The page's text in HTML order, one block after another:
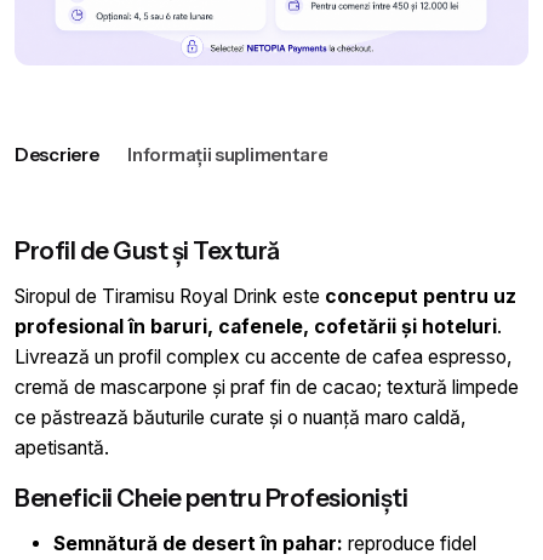
Descriere Informații suplimentare
Profil de Gust și Textură
Siropul de Tiramisu Royal Drink este conceput pentru uz
profesional în baruri, cafenele, cofetării și hoteluri.
Livrează un profil complex cu accente de cafea espresso,
cremă de mascarpone și praf fin de cacao; textură limpede
ce păstrează băuturile curate și o nuanță maro caldă,
apetisantă.
Beneficii Cheie pentru Profesioniști
Semnătură de desert în pahar: reproduce fidel